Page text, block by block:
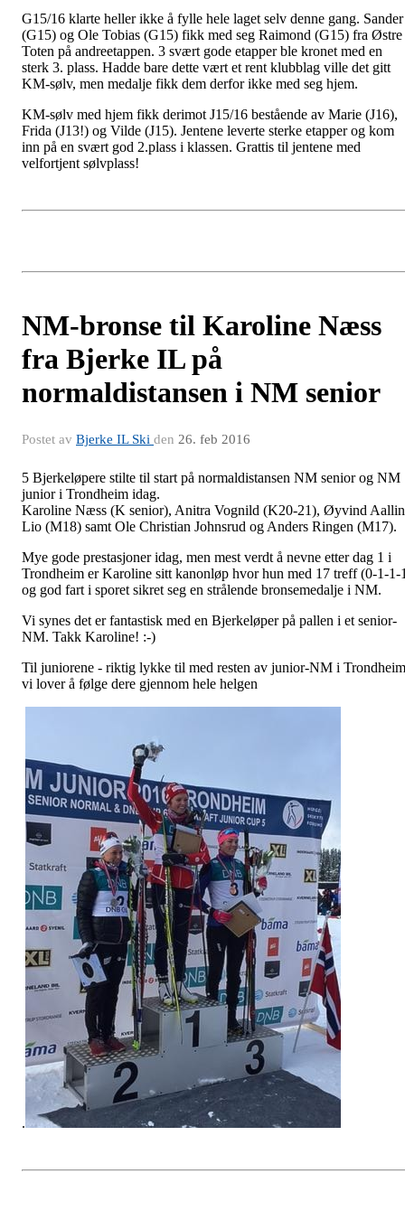
G15/16 klarte heller ikke å fylle hele laget selv denne gang. Sander
(G15) og Ole Tobias (G15) fikk med seg Raimond (G15) fra Østre
Toten på andreetappen. 3 svært gode etapper ble kronet med en
sterk 3. plass. Hadde bare dette vært et rent klubblag ville det gitt
KM-sølv, men medalje fikk dem derfor ikke med seg hjem.
KM-sølv med hjem fikk derimot J15/16 bestående av Marie (J16),
Frida (J13!) og Vilde (J15). Jentene leverte sterke etapper og kom
inn på en svært god 2.plass i klassen. Grattis til jentene med
velfortjent sølvplass!
NM-bronse til Karoline Næss
fra Bjerke IL på
normaldistansen i NM senior
Postet av Bjerke IL Ski den 26. feb 2016
5 Bjerkeløpere stilte til start på normaldistansen NM senior og NM
junior i Trondheim idag.
Karoline Næss (K senior), Anitra Vognild (K20-21), Øyvind
Lio (M18) samt Ole Christian Johnsrud og Anders Ringen (M17).
Mye gode prestasjoner idag, men mest verdt å nevne etter dag 1 i
Trondheim er Karoline sitt kanonløp hvor hun med 17 treff (0-1-1-
og god fart i sporet sikret seg en strålende bronsemedalje i NM.
Vi synes det er fantastisk med en Bjerkeløper på pallen i et senior-
NM. Takk Karoline! :-)
Til juniorene - riktig lykke til med resten av junior-NM i
vi lover å følge dere gjennom hele helgen
.